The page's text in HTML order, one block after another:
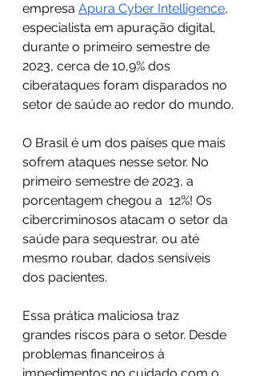
empresa Apura Cyber Intelligence,
especialista em apuração digital,
durante o primeiro semestre de
2023, cerca de 10,9% dos
ciberataques foram disparados no
setor de saúde ao redor do mundo.
O Brasil é um dos países que mais
sofrem ataques nesse setor. No
primeiro semestre de 2023, a
porcentagem chegou a  12%! Os
cibercriminosos atacam o setor da
saúde para sequestrar, ou até
mesmo roubar, dados sensíveis
dos pacientes.
Essa prática maliciosa traz
grandes riscos para o setor. Desde
problemas financeiros à